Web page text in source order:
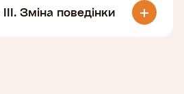
Зміна поведінки